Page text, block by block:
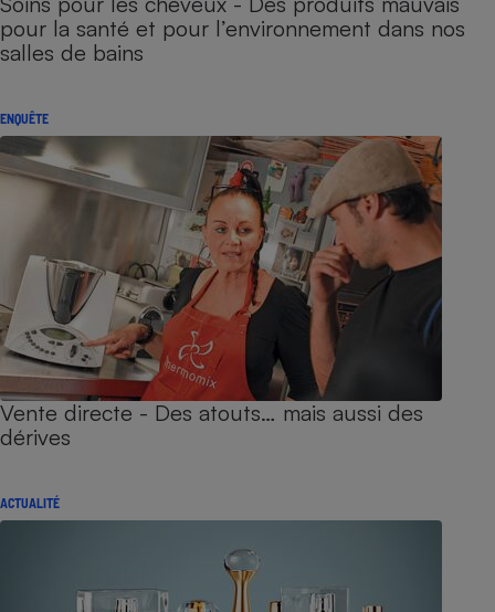
pour la santé et pour l’environnement dans nos
salles de bains
ENQUÊTE
Vente directe - Des atouts… mais aussi des
dérives
ACTUALITÉ